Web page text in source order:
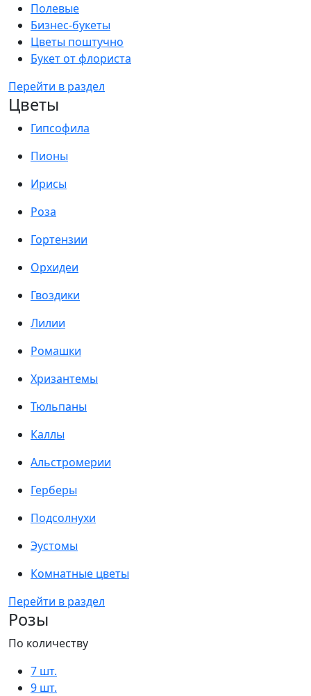
Полевые
Бизнес-букеты
Цветы поштучно
Букет от флориста
Перейти в раздел
Цветы
Гипсофила
Пионы
Ирисы
Роза
Гортензии
Орхидеи
Гвоздики
Лилии
Ромашки
Хризантемы
Тюльпаны
Каллы
Альстромерии
Герберы
Подсолнухи
Эустомы
Комнатные цветы
Перейти в раздел
Розы
По количеству
7 шт.
9 шт.